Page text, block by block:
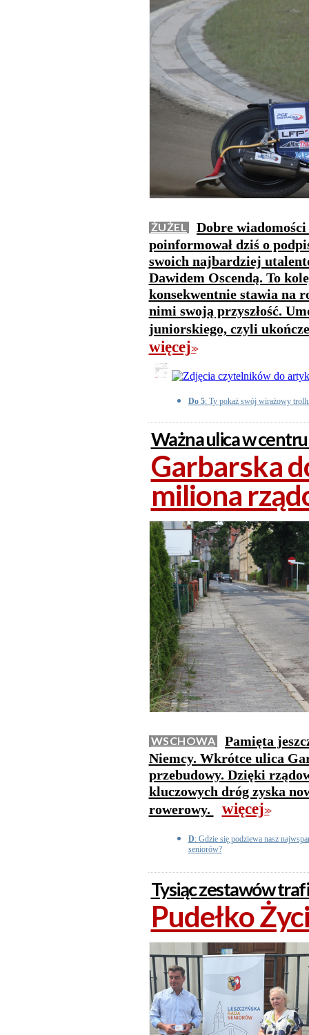
ŻUŻEL
Dobre
poinformował dziś o
swoich najbardziej
Dawidem Oscendą. To
konsekwentnie stawia na
nimi swoją przyszłość.
juniorskiego, czyli
więcej>>
Do 5: Ty pokaż swój wirażowy
Ważna ulica w
Garbarska
miliona
WSCHOWA
Pamięta
Niemcy. Wkrótce ulica
przebudowy. Dzięki
kluczowych dróg zyska
rowerowy.
więcej>>
D: Gdzie się podziewa nasz
seniorów?
Tysiąc zestawów
Pudełko